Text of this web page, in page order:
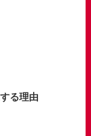
る理由